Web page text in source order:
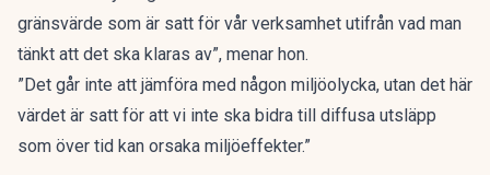
gränsvärde som är satt för vår verksamhet utifrån vad man
tänkt att det ska klaras av”, menar hon.
”Det går inte att jämföra med någon miljöolycka, utan det här
värdet är satt för att vi inte ska bidra till diffusa utsläpp
som över tid kan orsaka miljöeffekter.”